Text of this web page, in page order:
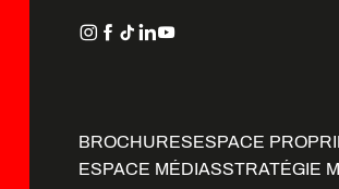
BROCHURESESPACE
ESPACE MÉDIASSTRATÉGIE